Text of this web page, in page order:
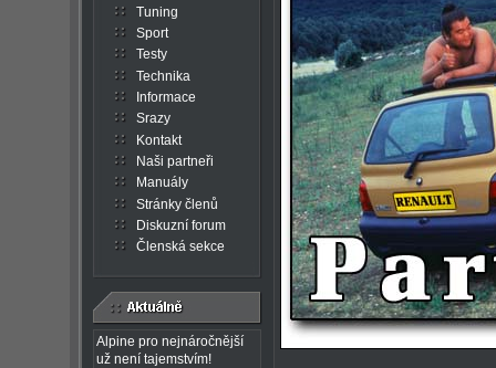
Tuning
Sport
Testy
Technika
Informace
Srazy
Kontakt
Naši partneři
Manuály
Stránky členů
Diskuzní forum
Členská sekce
Alpine pro nejnáročnější
už není tajemstvím!